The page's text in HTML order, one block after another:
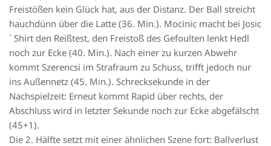
Freistößen kein Glück hat, aus der Distanz. Der Ball streicht
hauchdünn über die Latte (36. Min.). Mocinic macht bei Josic
´ Shirt den Reißtest, den Freistoß des Gefoulten lenkt Hedl
noch zur Ecke (40. Min.). Nach einer zu kurzen Abwehr
kommt Szerencsi im Strafraum zu Schuss, trifft jedoch nur
ins Außennetz (45. Min.). Schrecksekunde in der
Nachspielzeit: Erneut kommt Rapid über rechts, der
Abschluss wird in letzter Sekunde noch zur Ecke abgefälscht
(45+1).
Die 2. Hälfte setzt mit einer ähnlichen Szene fort: Ballverlust